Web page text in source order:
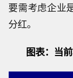
要需考虑企业
分红。
图表：当